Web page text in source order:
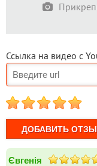
Ссылка на видео с
1 2 3 4 5
Євгенія